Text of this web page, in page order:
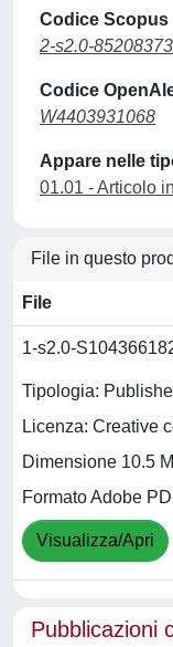
Codice Scopus
2-s2.0-
Codice
W4403931068
Appare nelle
01.01 - Articolo
File in questo
File
1-s2.0-
Tipologia:
Licenza: Creative
Dimensione 10.5
Formato Adobe
Visualizza/Apri
Pubblicazioni